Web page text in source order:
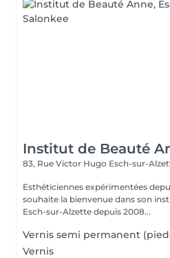
Institut de Beauté
83, Rue Victor Hugo Esch-sur-
Esthéticiennes expérimentées
souhaite la bienvenue dans son
Esch-sur-Alzette depuis 2008...
Vernis semi permanent
Vernis